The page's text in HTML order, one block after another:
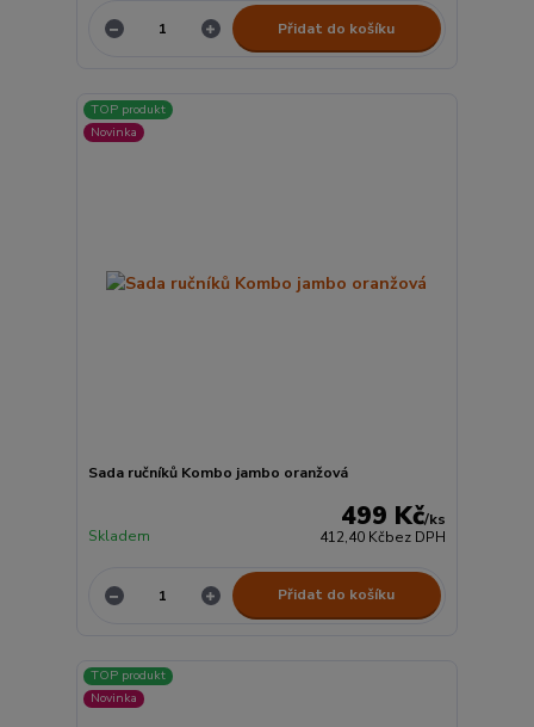
Přidat do košíku
TOP produkt
Novinka
Sada ručníků Kombo jambo oranžová
499 Kč/ks
412,40 Kčbez DPH
Skladem
Přidat do košíku
TOP produkt
Novinka